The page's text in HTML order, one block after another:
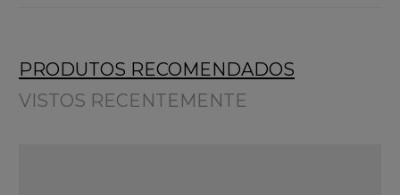
PRODUTOS RECOMENDADOS
VISTOS RECENTEMENTE